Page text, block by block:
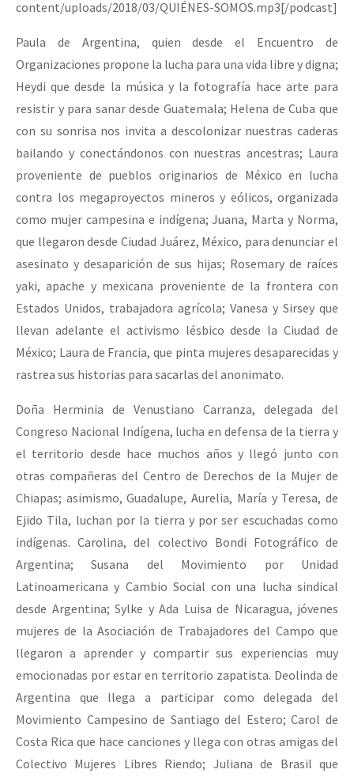
content/uploads/2018/03/QUIÉNES-SOMOS.mp3[/podcast]
Paula de Argentina, quien desde el Encuentro de
Organizaciones propone la lucha para una vida libre y digna;
Heydi que desde la música y la fotografía hace arte para
resistir y para sanar desde Guatemala; Helena de Cuba que
con su sonrisa nos invita a descolonizar nuestras caderas
bailando y conectándonos con nuestras ancestras; Laura
proveniente de pueblos originarios de México en lucha
contra los megaproyectos mineros y eólicos, organizada
como mujer campesina e indígena; Juana, Marta y Norma,
que llegaron desde Ciudad Juárez, México, para denunciar el
asesinato y desaparición de sus hijas; Rosemary de raíces
yaki, apache y mexicana proveniente de la frontera con
Estados Unidos, trabajadora agrícola; Vanesa y Sirsey que
llevan adelante el activismo lésbico desde la Ciudad de
México; Laura de Francia, que pinta mujeres desaparecidas y
rastrea sus historias para sacarlas del anonimato.
Doña Herminia de Venustiano Carranza, delegada del
Congreso Nacional Indígena, lucha en defensa de la tierra y
el territorio desde hace muchos años y llegó junto con
otras compañeras del Centro de Derechos de la Mujer de
Chiapas; asimismo, Guadalupe, Aurelia, María y Teresa, de
Ejido Tila, luchan por la tierra y por ser escuchadas como
indígenas. Carolina, del colectivo Bondi Fotográfico de
Argentina; Susana del Movimiento por Unidad
Latinoamericana y Cambio Social con una lucha sindical
desde Argentina; Sylke y Ada Luisa de Nicaragua, jóvenes
mujeres de la Asociación de Trabajadores del Campo que
llegaron a aprender y compartir sus experiencias muy
emocionadas por estar en territorio zapatista. Deolinda de
Argentina que llega a participar como delegada del
Movimiento Campesino de Santiago del Estero; Carol de
Costa Rica que hace canciones y llega con otras amigas del
Colectivo Mujeres Libres Riendo; Juliana de Brasil que